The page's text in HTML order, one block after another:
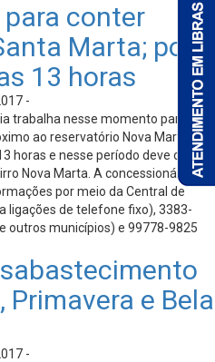
conter
Marta; pode
13 horas
-
trabalha nesse momento para
ao reservatório Nova Marta. O
horas e nesse período deve ocorrer
Nova Marta. A concessionária
por meio da Central de
ligações de telefone fixo), 3383-
outros municípios) e 99778-9825
Primavera e Bela
-